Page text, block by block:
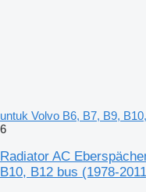
untuk Volvo B6, B7, B9,
6
Radiator AC
B10, B12 bus (1978-